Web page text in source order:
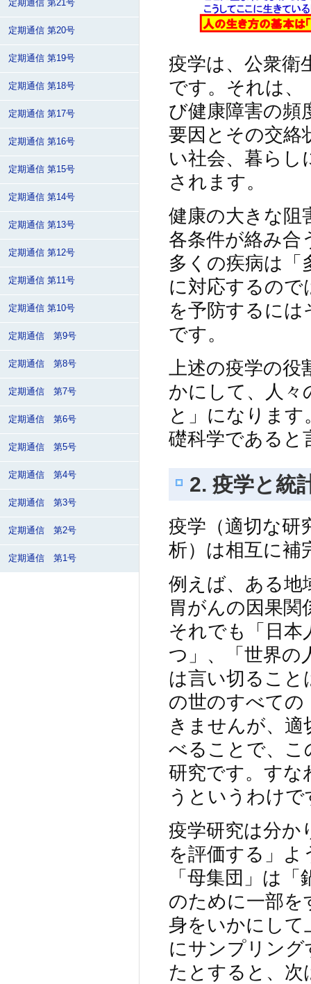
疫学は、公衆衛
です。それは、
び健康障害の頻
要因とその交絡
い社会、暮らし
されます。
健康の大きな阻
各条件が絡み合
多くの疾病は「
に対応するので
を予防するに
です。
上述の疫学の役
かにして、人々
と」になりま
礎科学であると
2. 疫学と統
疫学（適切な研
析）は相互に補
例えば、ある地
胃がんの因果
それでも「日本
つ」、「世界の
は言い切るこ
の世のすべての
きませんが、
べることで、こ
研究です。すな
うというわけで
疫学研究は分か
を評価する」
「母集団」は
のために一部を
身をいかにして
にサンプリン
たとすると、次
定期通信 第21号
定期通信 第20号
定期通信 第19号
定期通信 第18号
定期通信 第17号
定期通信 第16号
定期通信 第15号
定期通信 第14号
定期通信 第13号
定期通信 第12号
定期通信 第11号
定期通信 第10号
定期通信 第9号
定期通信 第8号
定期通信 第7号
定期通信 第6号
定期通信 第5号
定期通信 第4号
定期通信 第3号
定期通信 第2号
定期通信 第1号